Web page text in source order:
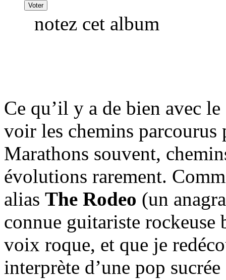
notez cet album
Ce qu’il y a de bien avec
voir les chemins parcourus
Marathons souvent,
évolutions rarement.
alias The Rodeo (un
connue guitariste rockeuse
voix roque, et que je
interprète d’une pop